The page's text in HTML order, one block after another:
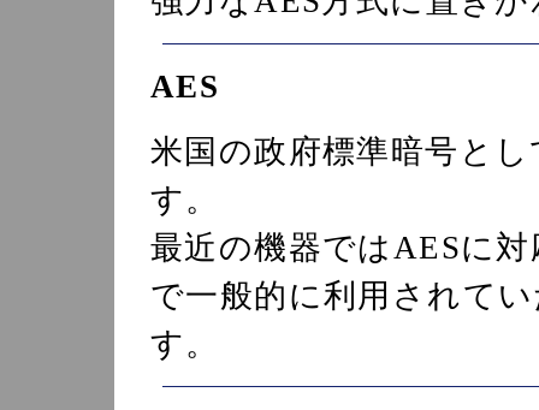
AES
米国の政府標準暗号と
す。
最近の機器ではAESに
で一般的に利用されて
す。